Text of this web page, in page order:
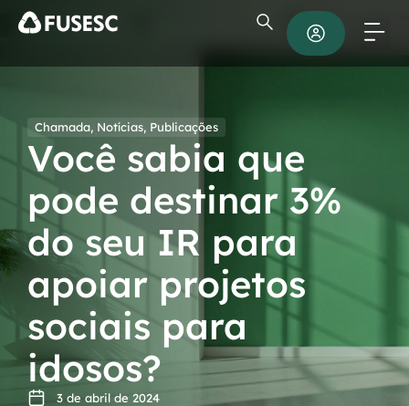
Chamada, Notícias, Publicações
Você sabia que
pode destinar 3%
do seu IR para
apoiar projetos
sociais para
idosos?
3 de abril de 2024